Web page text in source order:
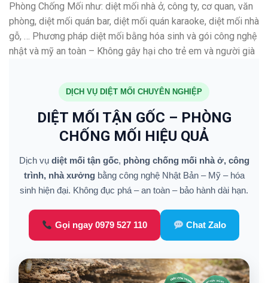
Phòng Chống Mối như: diệt mối nhà ở, công ty, cơ quan, văn
phòng, diệt mối quán bar, diệt mối quán karaoke, diệt mối nhà
gỗ, … Phương pháp diệt mối bằng hóa sinh và gói công nghệ
nhật và mỹ an toàn – Không gây hại cho trẻ em và người già
DỊCH VỤ DIỆT MỐI CHUYÊN NGHIỆP
DIỆT MỐI TẬN GỐC – PHÒNG
CHỐNG MỐI HIỆU QUẢ
Dịch vụ diệt mối tận gốc, phòng chống mối nhà ở, công
trình, nhà xưởngbằng công nghệ Nhật Bản – Mỹ – hóa
sinh hiện đại. Không đục phá – an toàn – bảo hành dài hạn.
Gọi ngay 0979 527 110 Chat Zalo